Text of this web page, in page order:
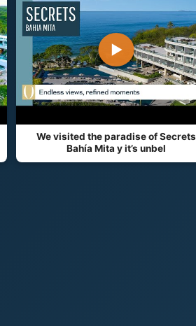
▶
We visited the paradise of Secrets
Bahía Mita y it’s unbel